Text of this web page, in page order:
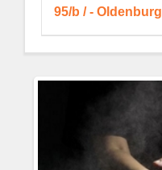
95/b / - Oldenburg